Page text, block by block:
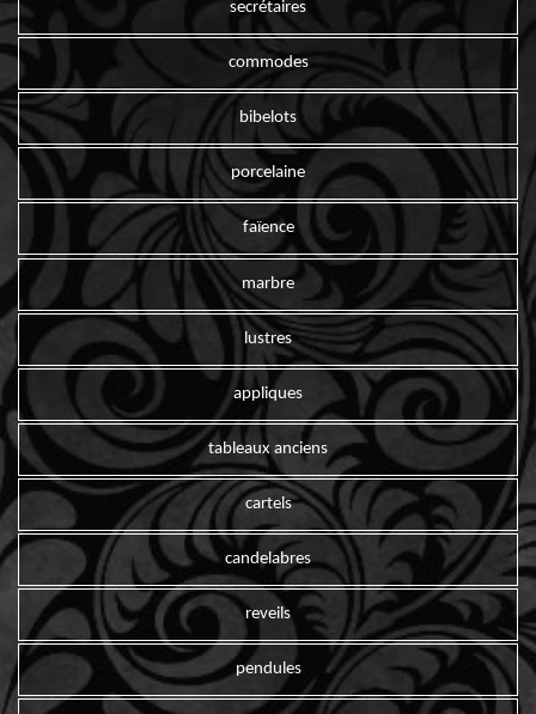
secrétaires
commodes
bibelots
porcelaine
faïence
marbre
lustres
appliques
tableaux anciens
cartels
candelabres
reveils
pendules